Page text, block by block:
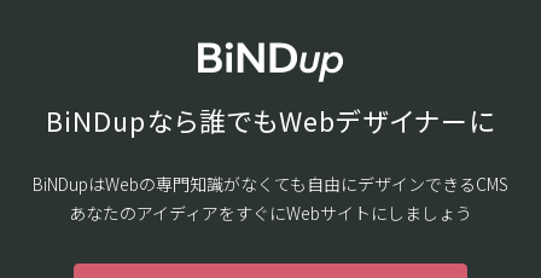
BiNDupなら誰でもWebデザイナーに
BiNDupはWebの専門知識がなくても自由にデザインできるCMS
あなたのアイディアをすぐにWebサイトにしましょう